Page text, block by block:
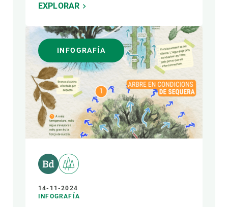
EXPLORAR
INFOGRAFÍA
14-11-2024
INFOGRAFÍA